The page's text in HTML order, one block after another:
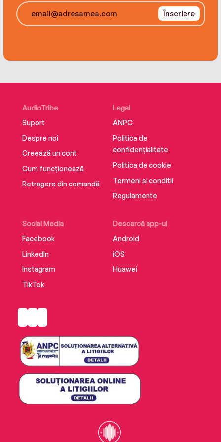
Înscriere
AudioTribe
Suport
Despre noi
Creează un cont
Cum funcționează
Retragere din comandă
Social Media
Facebook
LinkedIn
Instagram
TikTok
Descarcă app-ul
Android
iOS
Huawei
Legal
ANPC
Politica de
confidențialitate
Politica de cookie
Termeni și condiții
Regulamente